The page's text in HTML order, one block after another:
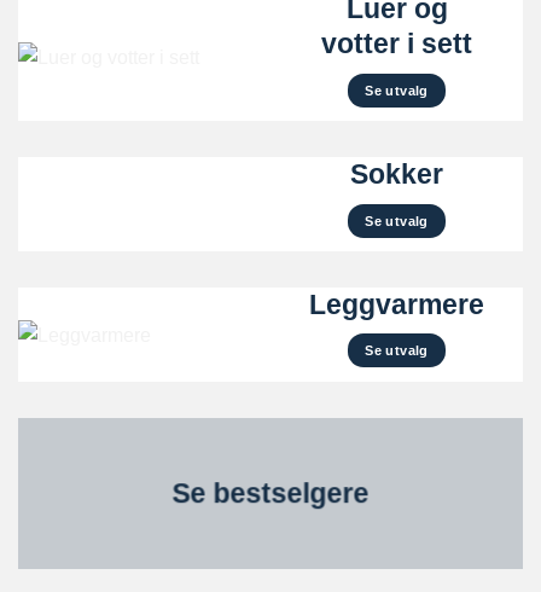
Luer og
votter i sett
Se utvalg
Sokker
Se utvalg
Leggvarmere
Se utvalg
Se bestselgere